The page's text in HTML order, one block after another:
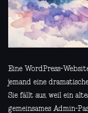
Eine WordPress-
jemand eine
Sie fällt aus, weil ein
gemeinsames Admin-